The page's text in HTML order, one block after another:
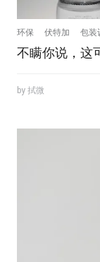
环保 伏特加 包装
不瞒你说，这
by 拭微